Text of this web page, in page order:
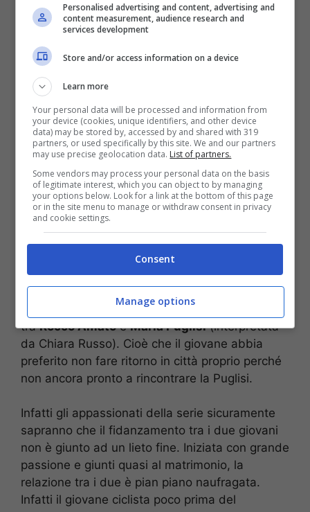
Rocco Amato e Marcello Barbieri, Il Paradiso delle Signore
(Instagram)
citato Rocco Amato all’interno dell’ultima
puntata, le domande riguardo la sua assenza
sono state parecchie. La risposta più plausibile
però, potrebbe riguardare l’intrigante relazione
traRocco AmatoeMaria Puglisi(interpretata
da Chiara Russo). Cioè che il giovane abbia
preferito non fare ritorno in città proprio perché
non ancora pronto a rincontrare la Puglisi.
Infatti gli appassionati della serie sicuramente
sapranno che il fidanzamento tra i due giovani
non è giunto ad un lieto fine. Iniziata con grande
passione e giunti quasi al matrimonio, la
relazione tra i due è pian piano naufragata.
Infatti il giovane ciclista poco prima del
Personalised advertising and content, advertising and
content measurement, audience research and
services development
Store and/or access information on a device
Learn more
Your personal data will be processed and information from
your device (cookies, unique identifiers, and other device
data) may be stored by, accessed by and shared with 319
partners, or used specifically by this site. We and our partners
may use precise geolocation data. List of partners.
Some vendors may process your personal data on the basis
of legitimate interest, which you can object to by managing
your options below. Look for a link at the bottom of this page
or in the site menu to manage or withdraw consent in privacy
and cookie settings.
Consent
Manage options